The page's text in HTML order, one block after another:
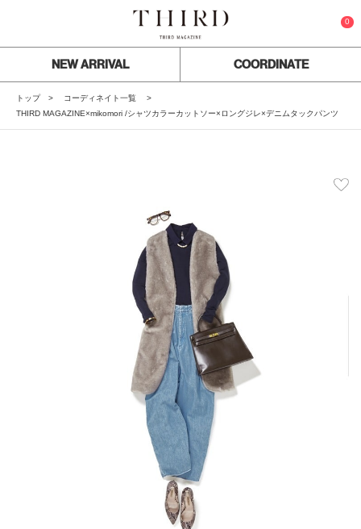
0
NEW ARRIVAL COORDINATE
トップ
コーディネイト一覧
THIRD MAGAZINE×mikomori /シャツカラーカットソー×ロングジレ×デニムタックパンツ